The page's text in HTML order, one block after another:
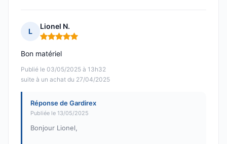
L
Lionel N.
Note : 5 sur 5
Publié le 03/05/2025 à 13h32
suite à un achat du 27/04/2025
Bon matériel
Réponse de Gardirex
Publiée le 13/05/2025
Bonjour Lionel,